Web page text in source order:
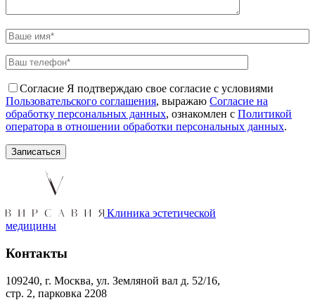
Согласие Я подтверждаю свое согласие с условиями
Пользовательского соглашения, выражаю Согласие на
обработку персональных данных, ознакомлен с Политикой
оператора в отношении обработки персональных данных.
Клиника эстетической
медицины
Контакты
109240, г. Москва, ул. Земляной вал д. 52/16,
стр. 2, парковка 2208